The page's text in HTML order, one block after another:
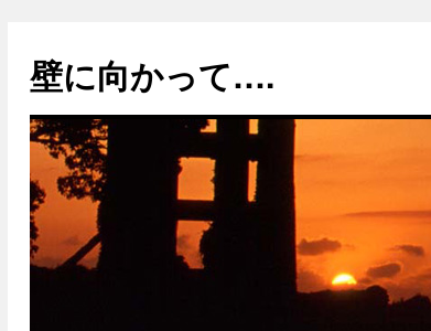
テ
ン
へ
ス
キ
ッ
プ
壁に向かって….